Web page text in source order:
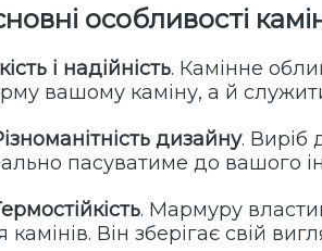
особливості
і надійність. Камінне
вашому каміну, а й
дизайну. Виріб
пасуватиме до вашого
. Мармуру
камінів. Він зберігає свій